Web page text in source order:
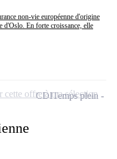
non-vie européenne d'origine
d'Oslo. En forte croissance, elle
CDITemps plein
cette offre à ma sélection